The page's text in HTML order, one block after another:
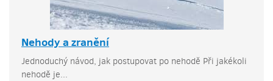
Nehody a zranění
Jednoduchý návod, jak postupovat po nehodě Při jakékoli
nehodě je...